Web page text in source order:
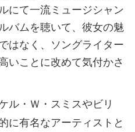
にて一流ミュージシャン
バムを聴いて、彼女の魅
はなく、ソングライター
いことに改めて気付かさ
ル・Ｗ・スミスやビリ
に有名なアーティストと